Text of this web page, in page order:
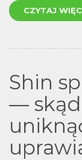
CZYTAJ
Shin
— skąd